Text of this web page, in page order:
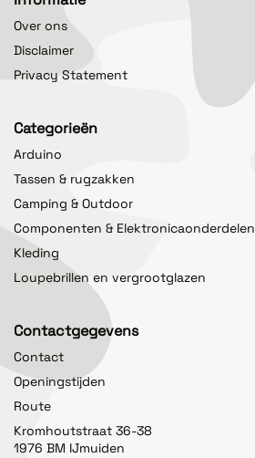
Over ons
Disclaimer
Privacy Statement
Categorieën
Arduino
Tassen & rugzakken
Camping & Outdoor
Componenten & Elektronicaonderdelen
Kleding
Loupebrillen en vergrootglazen
Contactgegevens
Contact
Openingstijden
Route
Kromhoutstraat 36-38
1976 BM IJmuiden